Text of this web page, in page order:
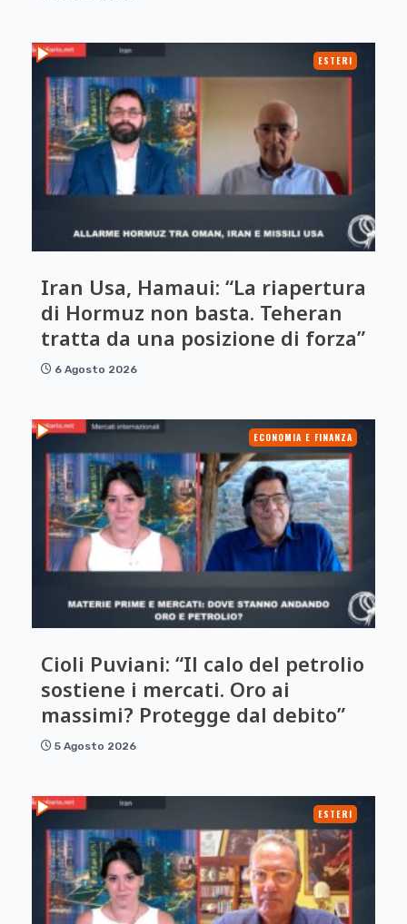
ESTERI
Iran Usa, Hamaui: “La riapertura
di Hormuz non basta. Teheran
tratta da una posizione di forza”
6 Agosto 2026
ECONOMIA E FINANZA
Cioli Puviani: “Il calo del petrolio
sostiene i mercati. Oro ai
massimi? Protegge dal debito”
5 Agosto 2026
ESTERI